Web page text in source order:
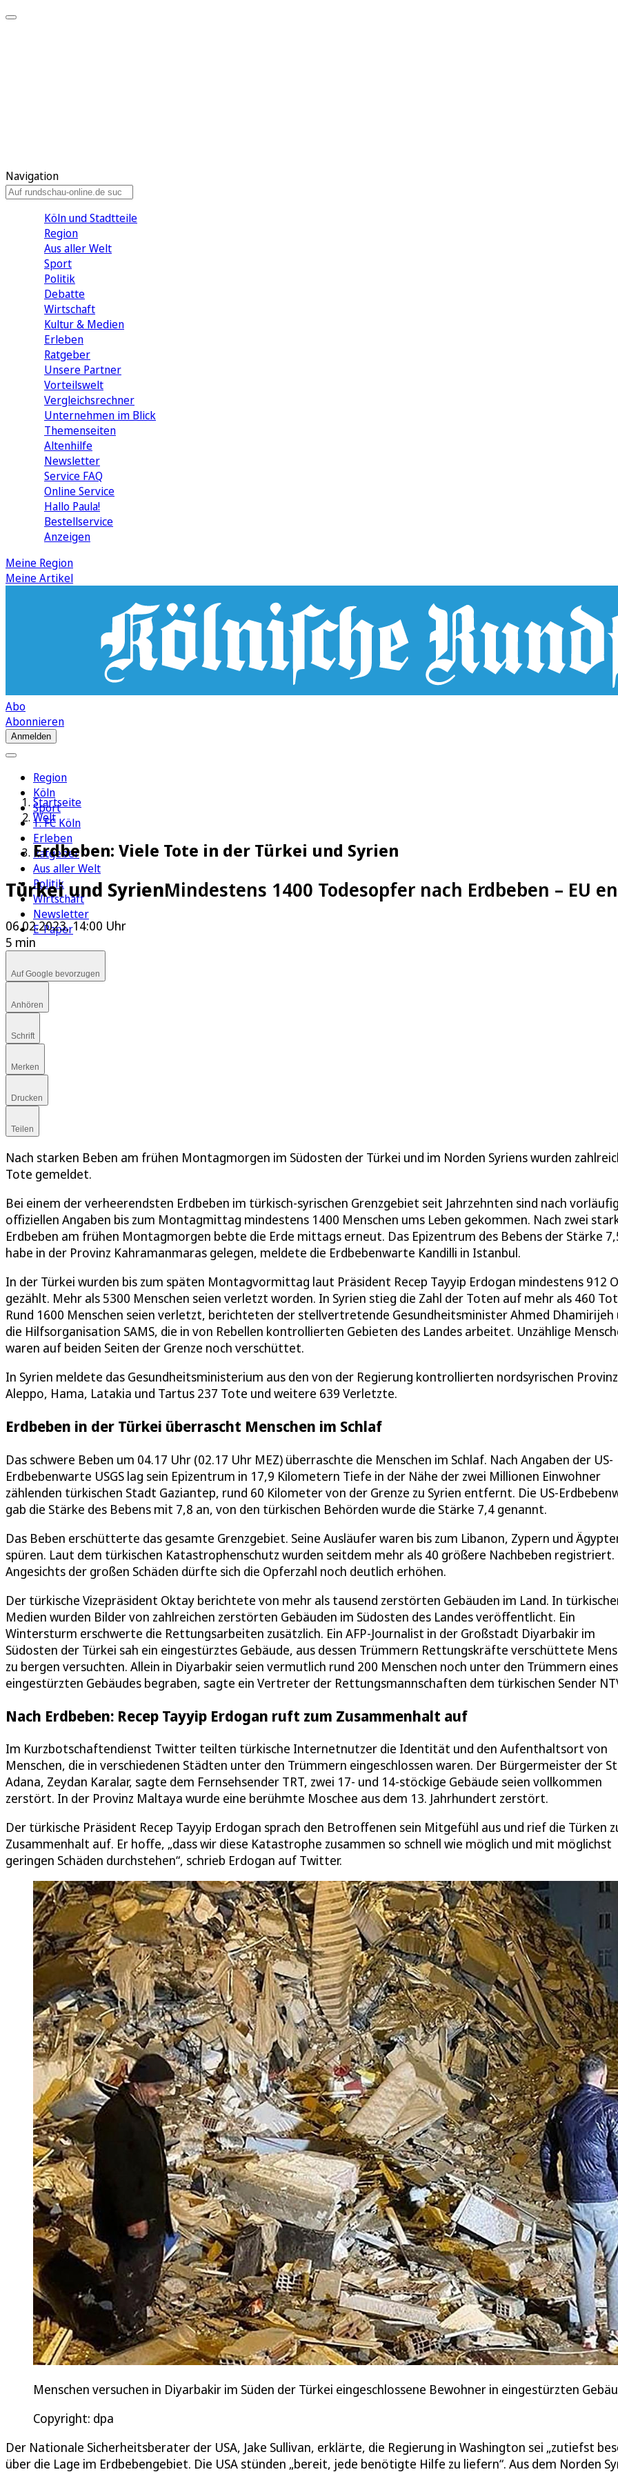
Navigation
Köln und Stadtteile
Region
Aus aller Welt
Sport
Politik
Debatte
Wirtschaft
Kultur & Medien
Erleben
Ratgeber
Unsere Partner
Vorteilswelt
Vergleichsrechner
Unternehmen im Blick
Themenseiten
Altenhilfe
Newsletter
Service FAQ
Online Service
Hallo Paula!
Bestellservice
Anzeigen
Meine Region
Meine Artikel
Abo
Abonnieren
Anmelden
Region
Köln
Sport
1. FC Köln
Erleben
Ratgeber
Aus aller Welt
Politik
Wirtschaft
Newsletter
E-Paper
Startseite
Welt
Erdbeben: Viele Tote in der Türkei und Syrien
Türkei und SyrienMindestens 1400 Todesopfer nach Erdbeben – EU
06.02.2023, 14:00 Uhr
5 min
Auf Google bevorzugen
Anhören
Schrift
Merken
Drucken
Teilen
Nach starken Beben am frühen Montagmorgen im Südosten der Türkei und im Norden Syriens wurden
Tote gemeldet.
Bei einem der verheerendsten Erdbeben im türkisch-syrischen Grenzgebiet seit Jahrzehnten sind nach
offiziellen Angaben bis zum Montagmittag mindestens 1400 Menschen ums Leben gekommen. Nach zwei
Erdbeben am frühen Montagmorgen bebte die Erde mittags erneut. Das Epizentrum des Bebens der Stärke
habe in der Provinz Kahramanmaras gelegen, meldete die Erdbebenwarte Kandilli in Istanbul.
In der Türkei wurden bis zum späten Montagvormittag laut Präsident Recep Tayyip Erdogan mindestens 912
gezählt. Mehr als 5300 Menschen seien verletzt worden. In Syrien stieg die Zahl der Toten auf mehr als 460
Rund 1600 Menschen seien verletzt, berichteten der stellvertretende Gesundheitsminister Ahmed Dhamirijeh
die Hilfsorganisation SAMS, die in von Rebellen kontrollierten Gebieten des Landes arbeitet. Unzählige
waren auf beiden Seiten der Grenze noch verschüttet.
In Syrien meldete das Gesundheitsministerium aus den von der Regierung kontrollierten nordsyrischen
Aleppo, Hama, Latakia und Tartus 237 Tote und weitere 639 Verletzte.
Erdbeben in der Türkei überrascht Menschen im Schlaf
Das schwere Beben um 04.17 Uhr (02.17 Uhr MEZ) überraschte die Menschen im Schlaf. Nach Angaben der US-
Erdbebenwarte USGS lag sein Epizentrum in 17,9 Kilometern Tiefe in der Nähe der zwei Millionen Einwohner
zählenden türkischen Stadt Gaziantep, rund 60 Kilometer von der Grenze zu Syrien entfernt. Die US-
gab die Stärke des Bebens mit 7,8 an, von den türkischen Behörden wurde die Stärke 7,4 genannt.
Das Beben erschütterte das gesamte Grenzgebiet. Seine Ausläufer waren bis zum Libanon, Zypern und
spüren. Laut dem türkischen Katastrophenschutz wurden seitdem mehr als 40 größere Nachbeben registriert.
Angesichts der großen Schäden dürfte sich die Opferzahl noch deutlich erhöhen.
Der türkische Vizepräsident Oktay berichtete von mehr als tausend zerstörten Gebäuden im Land. In
Medien wurden Bilder von zahlreichen zerstörten Gebäuden im Südosten des Landes veröffentlicht. Ein
Wintersturm erschwerte die Rettungsarbeiten zusätzlich. Ein AFP-Journalist in der Großstadt Diyarbakir im
Südosten der Türkei sah ein eingestürztes Gebäude, aus dessen Trümmern Rettungskräfte verschüttete
zu bergen versuchten. Allein in Diyarbakir seien vermutlich rund 200 Menschen noch unter den Trümmern eines
eingestürzten Gebäudes begraben, sagte ein Vertreter der Rettungsmannschaften dem türkischen Sender
Nach Erdbeben: Recep Tayyip Erdogan ruft zum Zusammenhalt auf
Im Kurzbotschaftendienst Twitter teilten türkische Internetnutzer die Identität und den Aufenthaltsort von
Menschen, die in verschiedenen Städten unter den Trümmern eingeschlossen waren. Der Bürgermeister der
Adana, Zeydan Karalar, sagte dem Fernsehsender TRT, zwei 17- und 14-stöckige Gebäude seien vollkommen
zerstört. In der Provinz Maltaya wurde eine berühmte Moschee aus dem 13. Jahrhundert zerstört.
Der türkische Präsident Recep Tayyip Erdogan sprach den Betroffenen sein Mitgefühl aus und rief die Türken
Zusammenhalt auf. Er hoffe, „dass wir diese Katastrophe zusammen so schnell wie möglich und mit möglichst
geringen Schäden durchstehen“, schrieb Erdogan auf Twitter.
Menschen versuchen in Diyarbakir im Süden der Türkei eingeschlossene Bewohner in eingestürzten
Copyright: dpa
Der Nationale Sicherheitsberater der USA, Jake Sullivan, erklärte, die Regierung in Washington sei „zutiefst
über die Lage im Erdbebengebiet. Die USA stünden „bereit, jede benötigte Hilfe zu liefern“. Aus dem Norden